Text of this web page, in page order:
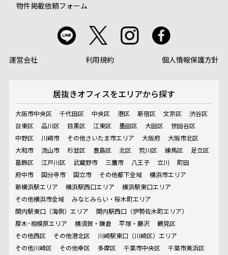
物件掲載依頼フォーム
運営会社 利用規約 個人情報保護方針
居抜きオフィスをエリアから探す
大阪市中央区 千代田区 中央区 港区 新宿区 文京区
渋谷区
台東区
品川区 目黒区 江東区 墨田区 大田区
世田谷区
中野区
川崎市 その他さいたま市エリア 大阪府
大阪市北区
大和市
流山市 杉並区 豊島区 北区 荒川区 練馬区
足立区
葛飾区
江戸川区 武蔵野市 三鷹市 八王子 立川
町田
府中市
国分寺市 国立市 その他都下全域
横浜市エリア
新横浜駅エリア
横浜駅西口エリア
横浜駅東口エリア
その他横浜市全域
みなとみらい・桜木町エリア
関内駅東口（海側）エリア
関内駅西口（伊勢佐木町エリア）
厚木･相模原エリア
横須賀・鎌倉 平塚・藤沢
鶴見区
その他西区
その他港北区
川崎駅東口（川崎区）エリア
その他川崎区
その他幸区 多摩区 千葉市中央区
千葉市美浜区